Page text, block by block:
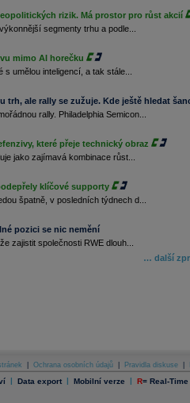
rizik. Má prostor pro růst akcií
segmenty trhu a podle...
mimo AI horečku
umělou inteligencí, a tak stále...
trh, ale rally se zužuje. Kde ještě hledat
rally. Philadelphia Semicon...
které přeje technický obraz
jako zajímavá kombinace růst...
klíčové supporty
špatně, v posledních týdnech d...
pozici se nic nemění
zajistit společnosti RWE dlouh...
… další
Ochrana osobních údajů Pravidla diskuse
| Data export | Mobilní verze | R= Real-Time